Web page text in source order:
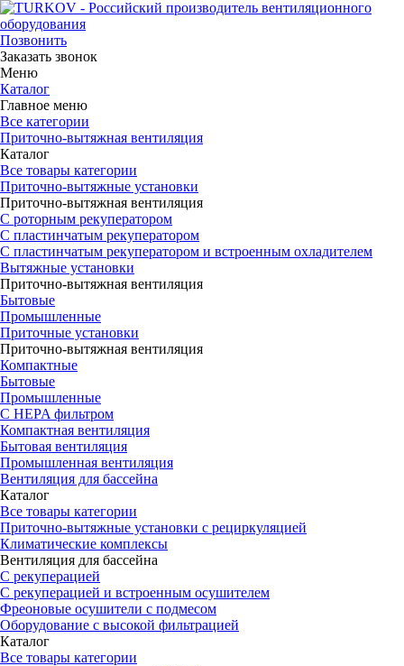
Позвонить
Заказать звонок
Меню
Каталог
Главное меню
Все категории
Приточно-вытяжная вентиляция
Каталог
Все товары категории
Приточно-вытяжные установки
Приточно-вытяжная вентиляция
С роторным рекуператором
С пластинчатым рекуператором
С пластинчатым рекуператором и встроенным охладителем
Вытяжные установки
Приточно-вытяжная вентиляция
Бытовые
Промышленные
Приточные установки
Приточно-вытяжная вентиляция
Компактные
Бытовые
Промышленные
С HEPA фильтром
Компактная вентиляция
Бытовая вентиляция
Промышленная вентиляция
Вентиляция для бассейна
Каталог
Все товары категории
Приточно-вытяжные установки с рециркуляцией
Климатические комплексы
Вентиляция для бассейна
С рекуперацией
С рекуперацией и встроенным осушителем
Фреоновые осушители с подмесом
Оборудование с высокой фильтрацией
Каталог
Все товары категории